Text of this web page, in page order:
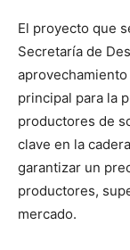
El proyecto que
Secretaría de
principal para la
productores de
clave en la
garantizar un
productores,
mercado.